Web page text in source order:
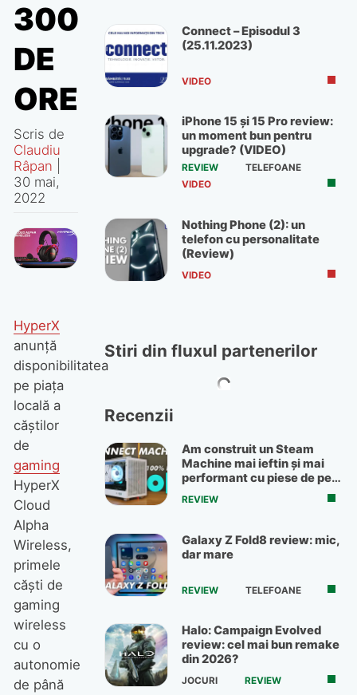
300
DE
ORE
Scris de
Claudiu
Râpan
30 mai,
2022
HyperX
anunță
disponibilitatea
pe piața
locală a
căștilor
de
gaming
HyperX
Cloud
Alpha
Wireless,
primele
căști de
gaming
wireless
cu o
autonomie
de până
Connect – Episodul 3
(25.11.2023)
VIDEO
iPhone 15 și 15 Pro review:
un moment bun pentru
upgrade? (VIDEO)
REVIEW
TELEFOANE
VIDEO
Nothing Phone (2): un
telefon cu personalitate
(Review)
VIDEO
Stiri din fluxul partenerilor
Recenzii
Am construit un Steam
Machine mai ieftin și mai
performant cu piese de pe
OLX
REVIEW
Galaxy Z Fold8 review: mic,
dar mare
REVIEW TELEFOANE
Halo: Campaign Evolved
review: cel mai bun remake
din 2026?
JOCURI REVIEW